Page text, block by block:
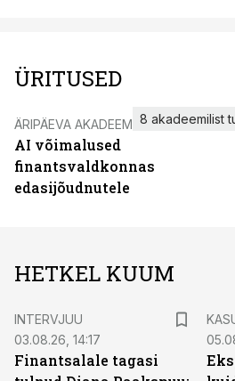
ÜRITUSED
ÄRIPÄEVA AKADEEMIA
AI võimalused
finantsvaldkonnas
edasijõudnutele
8 akadeemilist
HETKEL KUUM
INTERVJUU
03.08.26, 14:17
Finantsalale tagasi